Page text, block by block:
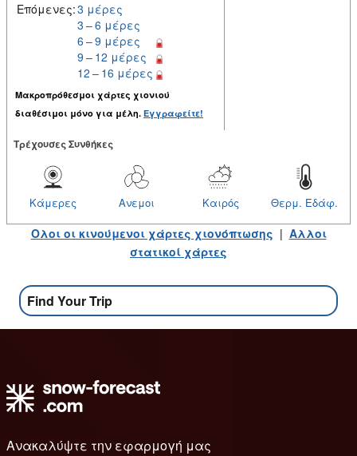
Επόμενες:3 μέρες
3 – 6 μέρες
6 – 9 μέρες
9 – 12 μέρες
12 – 16 μέρες
Μακροπρόθεσμοι χάρτες χιονιού
διαθέσιμοι μόνο για μέλη. Εγγραφείτε!
Tρέχουσες Συνθήκες
Θερμ. Εδάφ.
Καιρός
Ανεμοι
Κάμερες
Ολοι οι κινούμενοι χάρτες χιονόπτωσης | Αλλοι
στατικοί χάρτες
Find Your Trip
Ανακαλύψτε την εφαρμογή μας